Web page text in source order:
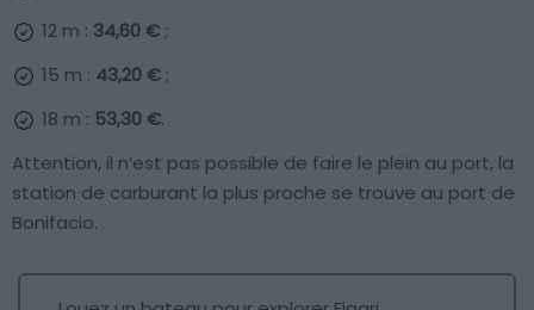
12 m : 34,60 € ;
15 m : 43,20 € ;
18 m : 53,30 €.
Attention, il n’est pas possible de faire le plein au port, la
station de carburant la plus proche se trouve au port de
Bonifacio.